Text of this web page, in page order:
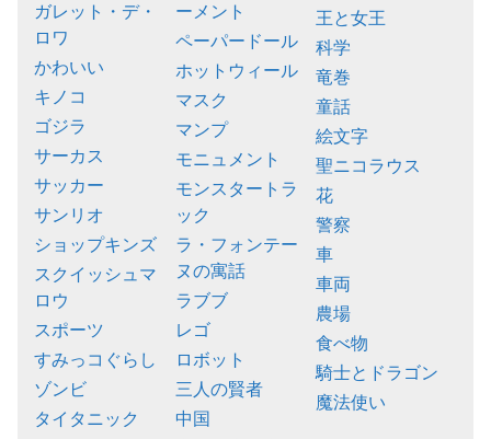
ガレット・デ・
ロワ
かわいい
キノコ
ゴジラ
サーカス
サッカー
サンリオ
ショップキンズ
スクイッシュマ
ロウ
スポーツ
すみっコぐらし
ゾンビ
タイタニック
ーメント
ペーパードール
ホットウィール
マスク
マンプ
モニュメント
モンスタートラ
ック
ラ・フォンテー
ヌの寓話
ラブブ
レゴ
ロボット
三人の賢者
中国
王と女王
科学
竜巻
童話
絵文字
聖ニコラウス
花
警察
車
車両
農場
食べ物
騎士とドラゴン
魔法使い